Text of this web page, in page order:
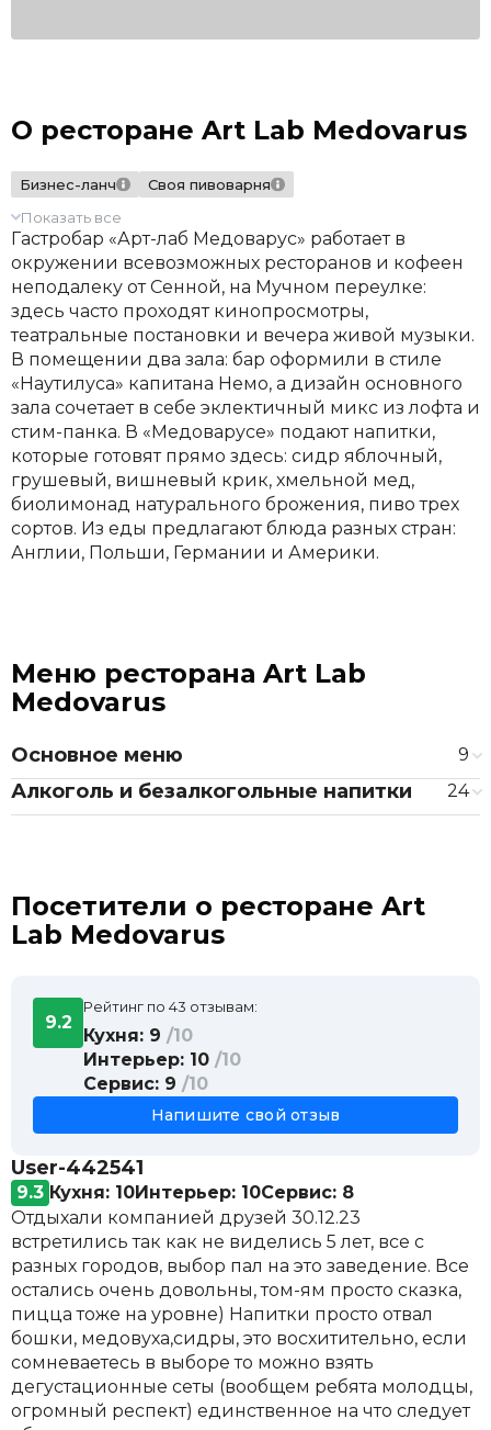
О ресторане Art Lab Medovarus
Бизнес-ланч
Своя пивоварня
Показать все
Гастробар «Арт-лаб Медоварус» работает в
окружении всевозможных ресторанов и кофеен
неподалеку от Сенной, на Мучном переулке:
здесь часто проходят кинопросмотры,
театральные постановки и вечера живой музыки.
В помещении два зала: бар оформили в стиле
«Наутилуса» капитана Немо, а дизайн основного
зала сочетает в себе эклектичный микс из лофта и
стим-панка. В «Медоварусе» подают напитки,
которые готовят прямо здесь: сидр яблочный,
грушевый, вишневый крик, хмельной мед,
биолимонад натурального брожения, пиво трех
сортов. Из еды предлагают блюда разных стран:
Англии, Польши, Германии и Америки.
Меню ресторана Art Lab
Medovarus
Основное меню 9
закуски от бара, 4 вида
Начос с гуакамоле 190 ₽
Коул слоу из белой и красной капусты
супы, 3 вида
Спагетти карбонара
горячее, 8 видов
Куриная грудка с сальсой из свежих
пицца 30 см, 5 видов
Маргарита 420 ₽
Овощи на гриле или на пару
десерты, 5 видов
Торт соленая карамель
Алкоголь и безалкогольные напитки 24
San vigilio pinot provincia di pavia igt 1 800 ₽
дистилляты
Классический шибач
Морошка
виски
Ballantine's
Havana club anejo 250 ₽
Beefeater 300 ₽
бренди
Арарат 5
водка
Хаски
текила
Olmeca silver 270 ₽
ликеры
Baileys 250 ₽
вермуты
Martini bianco 200 ₽
портвейн и херес
Посетители о ресторане Art
Lab Medovarus
9.2
Рейтинг по 43 отзывам:
Кухня: 9 /10
Интерьер: 10 /10
Сервис: 9 /10
Напишите свой отзыв
User-442541
9.3 Кухня: 10Интерьер: 10Сервис: 8
Отдыхали компанией друзей 30.12.23
встретились так как не виделись 5 лет, все с
разных городов, выбор пал на это заведение. Все
остались очень довольны, том-ям просто сказка,
пицца тоже на уровне) Напитки просто отвал
бошки, медовуха,сидры, это восхитительно, если
сомневаетесь в выборе то можно взять
дегустационные сеты (вообщем ребята молодцы,
огромный респект) единственное на что следует